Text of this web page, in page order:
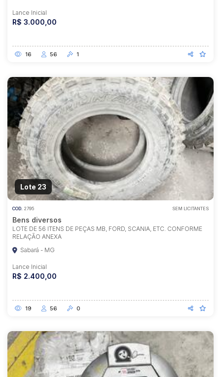
Lance Inicial
R$ 3.000,00
16 56 1
Lote 23
COD. 2795 SEM LICITANTES
Bens diversos
LOTE DE 56 ITENS DE PEÇAS MB, FORD, SCANIA, ETC. CONFORME
RELAÇÃO ANEXA
Sabará - MG
Lance Inicial
R$ 2.400,00
19 56 0